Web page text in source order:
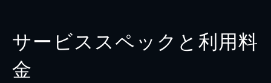
サービススペックと利用料
金